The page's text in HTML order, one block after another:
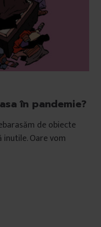
în pandemie?
de obiecte
Oare vom